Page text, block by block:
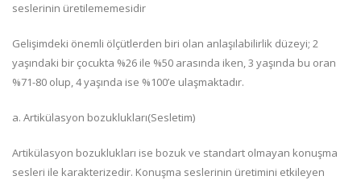
seslerinin üretilememesidir
Gelişimdeki önemli ölçütlerden biri olan anlaşılabilirlik düzeyi; 2
yaşındaki bir çocukta %26 ile %50 arasında iken, 3 yaşında bu oran
%71-80 olup, 4 yaşında ise %100’e ulaşmaktadır.
a. Artikülasyon bozuklukları(Sesletim)
Artikülasyon bozuklukları ise bozuk ve standart olmayan konuşma
sesleri ile karakterizedir. Konuşma seslerinin üretimini etkileyen